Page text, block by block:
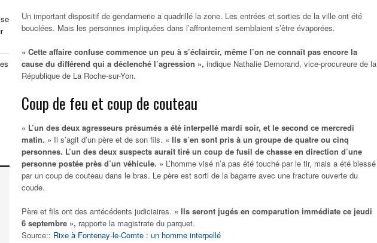
Un important dispositif de gendarmerie a quadrillé la zone. Les entrées et sorties de la ville ont été
bouclées. Mais les personnes impliquées dans l’affrontement semblaient s’être évaporées.
« Cette affaire confuse commence un peu à s’éclaircir, même l’on ne connaît pas encore la
cause du différend qui a déclenché l’agression », indique Nathalie Demorand, vice-procureure de la
République de La Roche-sur-Yon.
Coup de feu et coup de couteau
« L’un des deux agresseurs présumés a été interpellé mardi soir, et le second ce mercredi
matin. » Il s’agit d’un père et de son fils. « Ils s’en sont pris à un groupe de quatre ou cinq
personnes. L’un des deux suspects aurait tiré un coup de fusil de chasse en direction d’une
personne postée près d’un véhicule. » L’homme visé n’a pas été touché par le tir, mais a été blessé
par un coup de couteau dans le bras. Le père est sorti de la bagarre avec une fracture ouverte du
coude.
Père et fils ont des antécédents judiciaires. « Ils seront jugés en comparution immédiate ce jeudi
6 septembre », rapporte la magistrate du parquet.
Source:: Rixe à Fontenay-le-Comte : un homme interpellé